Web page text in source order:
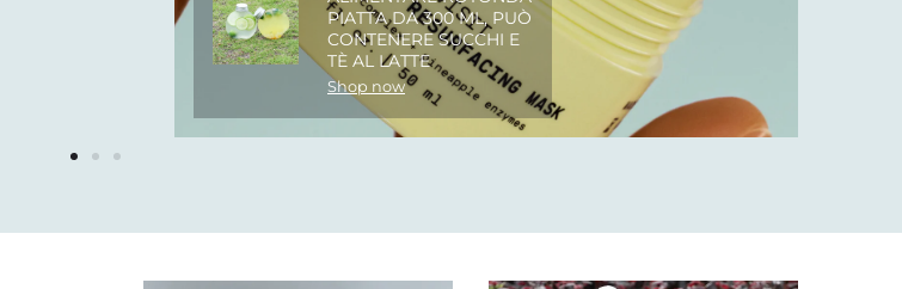
PIATTA DA 300 ML, PUÒ
CONTENERE SUCCHI E
TÈ AL LATTE
Shop now